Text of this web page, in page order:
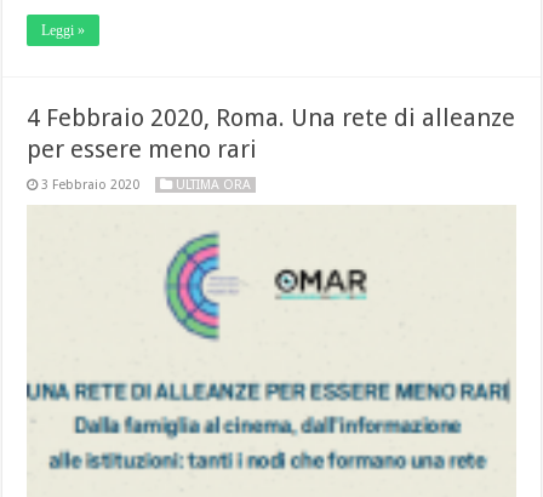
Leggi »
4 Febbraio 2020, Roma. Una rete di alleanze
per essere meno rari
3 Febbraio 2020 ULTIMA ORA